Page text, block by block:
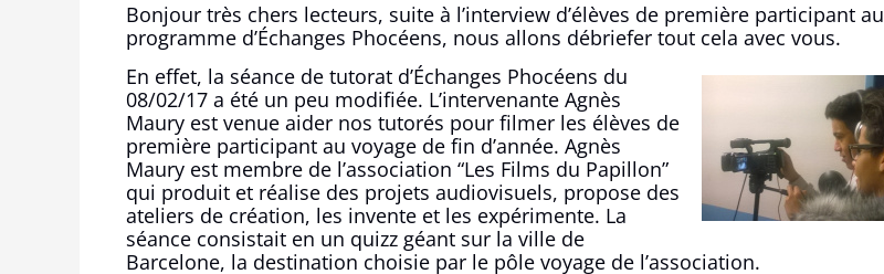
Bonjour très chers lecteurs, suite à l’interview d’élèves de première participant au
programme d’Échanges Phocéens, nous allons débriefer tout cela avec vous.
En effet, la séance de tutorat d’Échanges Phocéens du
08/02/17 a été un peu modifiée. L’intervenante Agnès
Maury est venue aider nos tutorés pour filmer les élèves de
première participant au voyage de fin d’année. Agnès
Maury est membre de l’association “Les Films du Papillon”
qui produit et réalise des projets audiovisuels, propose des
ateliers de création, les invente et les expérimente. La
séance consistait en un quizz géant sur la ville de
Barcelone, la destination choisie par le pôle voyage de l’association.